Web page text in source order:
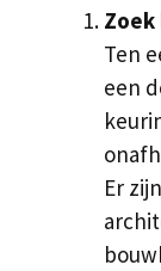
Ten
een
Er